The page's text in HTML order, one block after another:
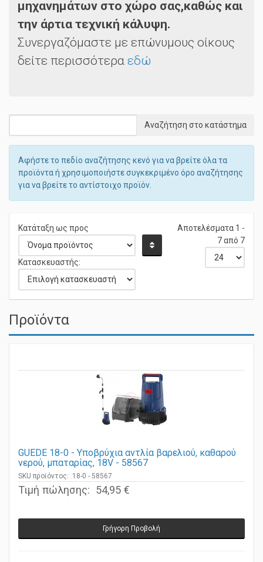
μηχανημάτων στο χώρο σας,καθώς και
την άρτια τεχνική κάλυψη.
Συνεργαζόμαστε με επώνυμους οίκους
δείτε περισσότερα εδώ
Αφήστε το πεδίο αναζήτησης κενό για να βρείτε όλα τα
προϊόντα ή χρησιμοποιήστε συγκεκριμένο όρο αναζήτησης
για να βρείτε το αντίστοιχο προϊόν.
Κατάταξη ως προς
Κατασκευαστής:
Αποτελέσματα 1 -
7 από 7
Προϊόντα
GUEDE 18-0 - Υποβρύχια αντλία βαρελιού, καθαρού
νερού, μπαταρίας, 18V - 58567
SKU προϊόντος: 18-0 - 58567
Τιμή πώλησης: 54,95 €